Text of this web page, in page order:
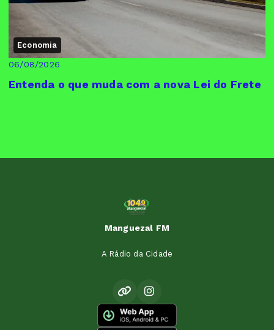
Economia
06/08/2026
Entenda o que muda com a nova Lei do Frete
Manguezal FM
A Rádio da Cidade